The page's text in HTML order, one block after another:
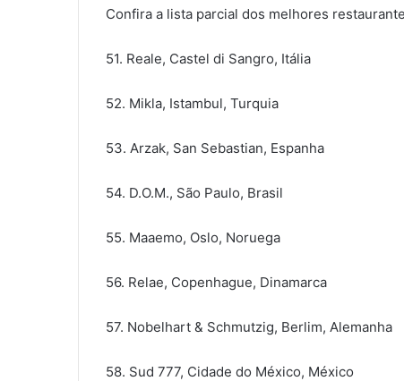
Confira a lista parcial dos melhores
51. Reale, Castel di Sangro, Itália
52. Mikla, Istambul, Turquia
53. Arzak, San Sebastian, Espanha
54. D.O.M., São Paulo, Brasil
55. Maaemo, Oslo, Noruega
56. Relae, Copenhague, Dinamarca
57. Nobelhart & Schmutzig, Berlim, Alemanha
58. Sud 777, Cidade do México, México